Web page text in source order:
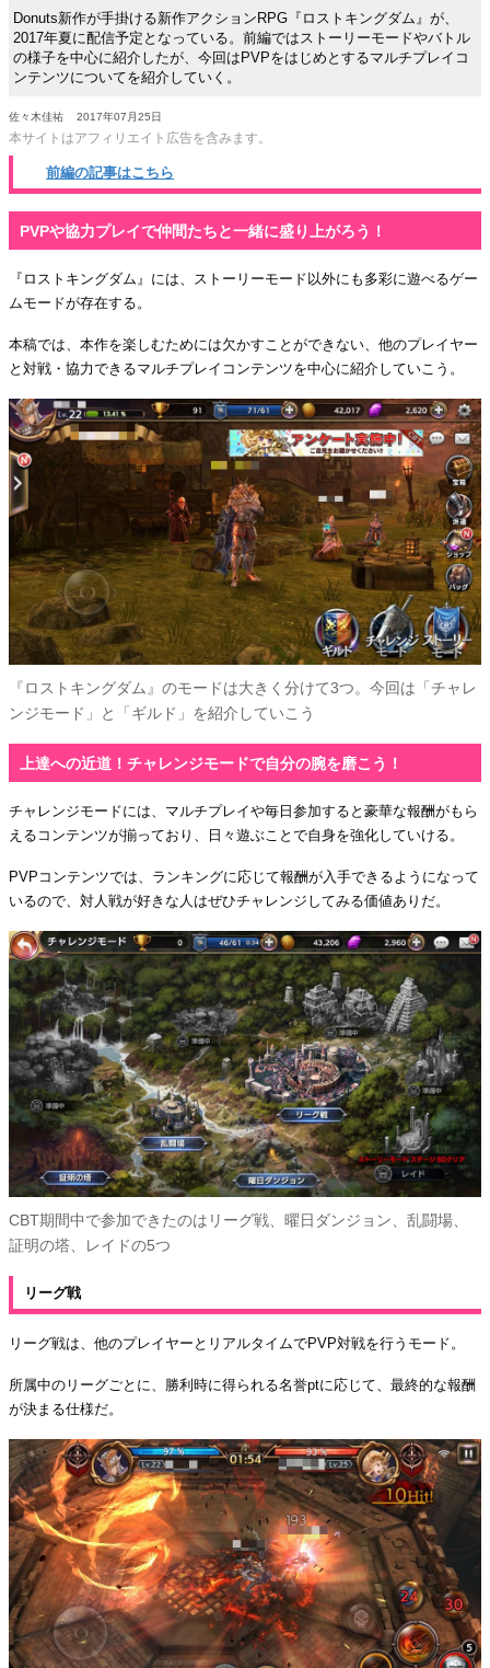
Donuts新作が手掛ける新作アクションRPG『ロストキングダム』が、
2017年夏に配信予定となっている。前編ではストーリーモードやバトル
の様子を中心に紹介したが、今回はPVPをはじめとするマルチプレイコ
ンテンツについてを紹介していく。
佐々木佳祐 2017年07月25日
本サイトはアフィリエイト広告を含みます。
前編の記事はこちら
PVPや協力プレイで仲間たちと一緒に盛り上がろう！
『ロストキングダム』には、ストーリーモード以外にも多彩に遊べるゲー
ムモードが存在する。
本稿では、本作を楽しむためには欠かすことができない、他のプレイヤー
と対戦・協力できるマルチプレイコンテンツを中心に紹介していこう。
『ロストキングダム』のモードは大きく分けて3つ。今回は「チャレ
ンジモード」と「ギルド」を紹介していこう
上達への近道！チャレンジモードで自分の腕を磨こう！
チャレンジモードには、マルチプレイや毎日参加すると豪華な報酬がもら
えるコンテンツが揃っており、日々遊ぶことで自身を強化していける。
PVPコンテンツでは、ランキングに応じて報酬が入手できるようになって
いるので、対人戦が好きな人はぜひチャレンジしてみる価値ありだ。
CBT期間中で参加できたのはリーグ戦、曜日ダンジョン、乱闘場、
証明の塔、レイドの5つ
リーグ戦
リーグ戦は、他のプレイヤーとリアルタイムでPVP対戦を行うモード。
所属中のリーグごとに、勝利時に得られる名誉ptに応じて、最終的な報酬
が決まる仕様だ。